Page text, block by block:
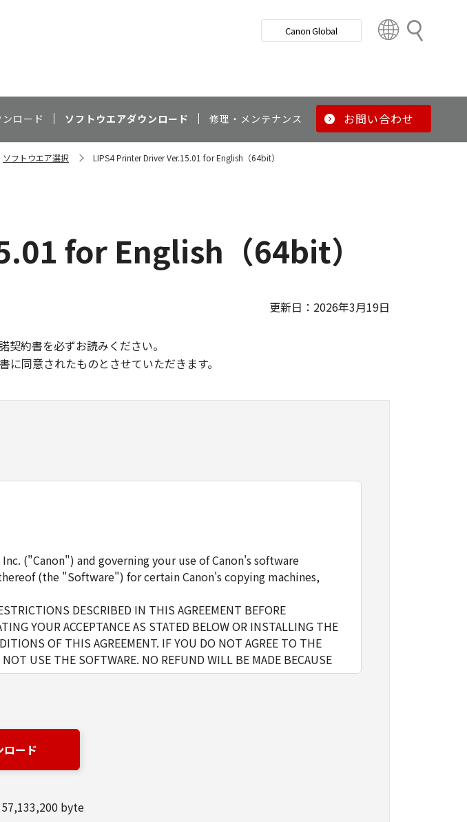
検
Canon Global
t
y
ロード ソフトウエアダウンロード 修理・メンテナンス お問い合わせ
ソフトウエア選択 LIPS4 Printer Driver Ver.15.01 for English（64bit）
for English（64bit）
更新日：2026年3月19日
契約書を必ずお読みください。
同意されたものとさせていただきます。
("Canon") and governing your use of Canon's software
(the "Software") for certain Canon's copying machines,
DESCRIBED IN THIS AGREEMENT BEFORE
YOUR ACCEPTANCE AS STATED BELOW OR INSTALLING THE
OF THIS AGREEMENT. IF YOU DO NOT AGREE TO THE
USE THE SOFTWARE. NO REFUND WILL BE MADE BECAUSE
the use with Products only on computers directly or via
Computer to use the Software, provided that you
and shall be subject to restrictions and obligations
ロード
byte